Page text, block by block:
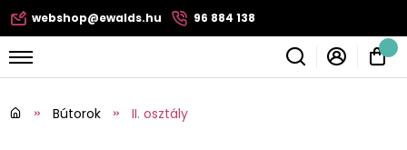
webshop@ewalds.hu 96 884 138
Bútorok II. osztály